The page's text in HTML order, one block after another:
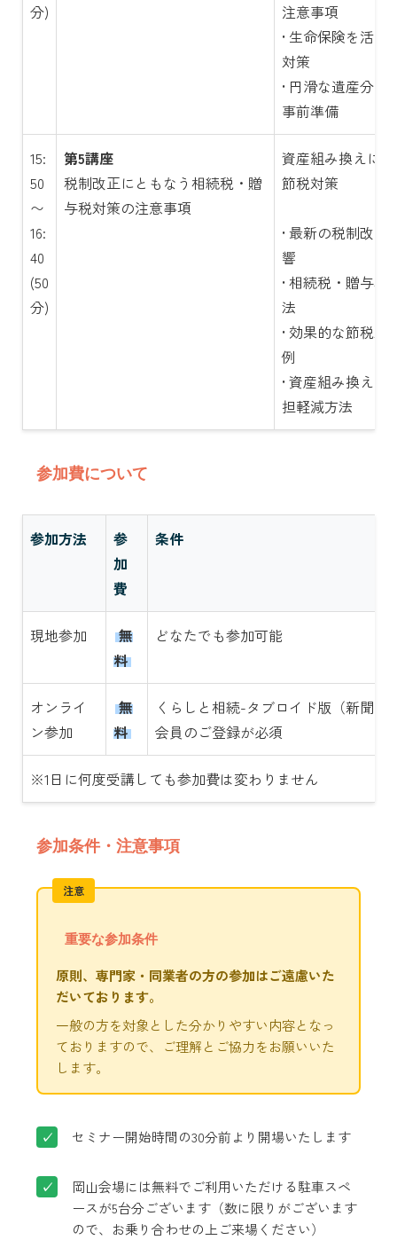
分)
注意事項
• 生命保険を活用
対策
• 円滑な遺産分割
事前準備
15:
50
〜
16:
40
(50
分)
第5講座
税制改正にともなう相続税・贈
与税対策の注意事項
資産組み換えに
節税対策
• 最新の税制改正
響
• 相続税・贈与税
法
• 効果的な節税対
例
• 資産組み換えに
担軽減方法
参加費について
参加方法
参
加
費
条件
現地参加
無
料
どなたでも参加可能
オンライ
ン参加
無
料
くらしと相続-タブロイド版（新聞）
会員のご登録が必須
※1日に何度受講しても参加費は変わりません
参加条件・注意事項
重要な参加条件
原則、専門家・同業者の方の参加はご遠慮いた
だいております。
一般の方を対象とした分かりやすい内容となっ
ておりますので、ご理解とご協力をお願いいた
します。
セミナー開始時間の30分前より開場いたします
岡山会場には無料でご利用いただける駐車スペ
ースが5台分ございます（数に限りがございます
ので、お乗り合わせの上ご来場ください）